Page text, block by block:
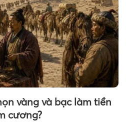
vàng và bạc làm tiền
cương?